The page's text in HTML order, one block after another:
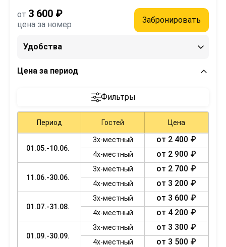
от 3 600 ₽
цена за номер Забронировать
Удобства
Цена за период
Фильтры
Период Гостей Цена
01.05.-10.06.
3х-местный от 2 400 ₽
4х-местный от 2 900 ₽
11.06.-30.06.
3х-местный от 2 700 ₽
4х-местный от 3 200 ₽
01.07.-31.08.
3х-местный от 3 600 ₽
4х-местный от 4 200 ₽
01.09.-30.09.
3х-местный от 3 300 ₽
4х-местный от 3 500 ₽